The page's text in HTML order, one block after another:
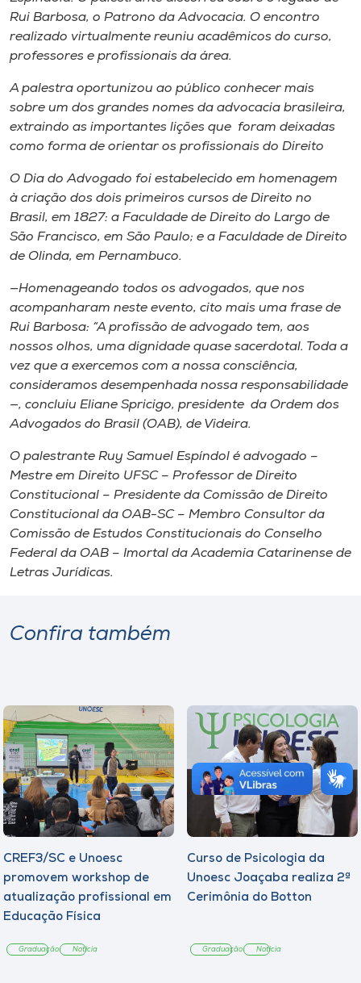
Selecione
Rui Barbosa, o Patrono da Advocacia. O encontro
realizado virtualmente reuniu acadêmicos do curso,
professores e profissionais da área.
A palestra oportunizou ao público conhecer mais
sobre um dos grandes nomes da advocacia brasileira,
extraindo as importantes lições que foram deixadas
como forma de orientar os profissionais do Direito
O Dia do Advogado foi estabelecido em homenagem
à criação dos dois primeiros cursos de Direito no
Brasil, em 1827: a Faculdade de Direito do Largo de
São Francisco, em São Paulo; e a Faculdade de Direito
de Olinda, em Pernambuco.
—Homenageando todos os advogados, que nos
acompanharam neste evento, cito mais uma frase de
Rui Barbosa: “A profissão de advogado tem, aos
nossos olhos, uma dignidade quase sacerdotal. Toda a
vez que a exercemos com a nossa consciência,
consideramos desempenhada nossa responsabilidade
—, concluiu Eliane Spricigo, presidente da Ordem dos
Advogados do Brasil (OAB), de Videira.
O palestrante Ruy Samuel Espíndol é advogado –
Mestre em Direito UFSC – Professor de Direito
Constitucional – Presidente da Comissão de Direito
Constitucional da OAB-SC – Membro Consultor da
Comissão de Estudos Constitucionais do Conselho
Federal da OAB – Imortal da Academia Catarinense de
Letras Jurídicas.
Confira também
CREF3/SC e Unoesc
promovem workshop de
atualização profissional em
Educação Física
Graduação Notícia
Curso de Psicologia da
Unoesc Joaçaba realiza 2ª
Cerimônia do Botton
Graduação Notícia